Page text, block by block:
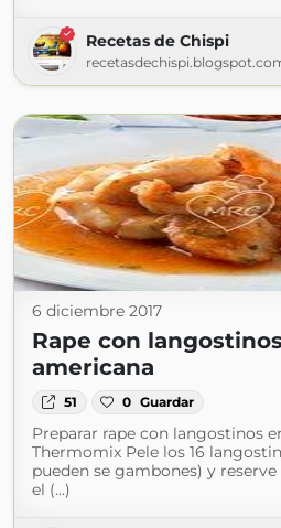
Recetas de Chispi
6 diciembre 2017
Rape con
americana
51 0 Guardar
Preparar rape con langostinos
Thermomix Pele los 16
pueden se gambones) y
el (...)